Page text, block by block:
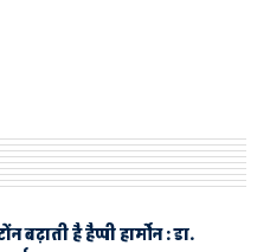
बढ़ाती है हैप्पी हार्मोन : डा.